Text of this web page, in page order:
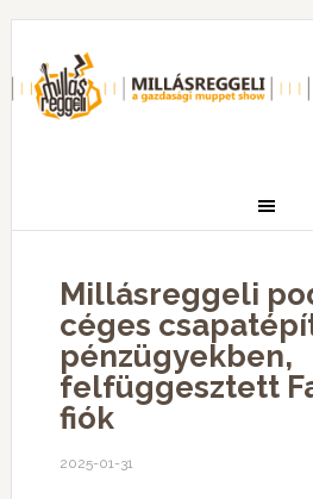
Millásreggeli
céges
pénzügyekben,
felfüggesztett
fiók
2025-01-31